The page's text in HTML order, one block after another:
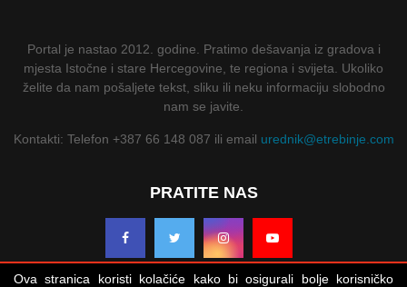
Portal je nastao 2012. godine. Pratimo dešavanja iz gradova i
mjesta Istočne i stare Hercegovine, te regiona i svijeta. Ukoliko
želite da nam pošaljete tekst, sliku ili neku informaciju slobodno
nam se javite.
Kontakti: Telefon +387 66 148 087 ili email urednik@etrebinje.com
PRATITE NAS
Ova stranica koristi kolačiće kako bi osigurali bolje korisničko